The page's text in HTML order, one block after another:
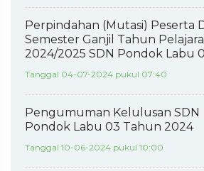
Perpindahan (Mutasi) Peserta
Semester Ganjil Tahun
2024/2025 SDN Pondok Labu
Tanggal 04-07-2024 pukul 07:40
Pengumuman Kelulusan SDN
Pondok Labu 03 Tahun 2024
Tanggal 10-06-2024 pukul 10:00